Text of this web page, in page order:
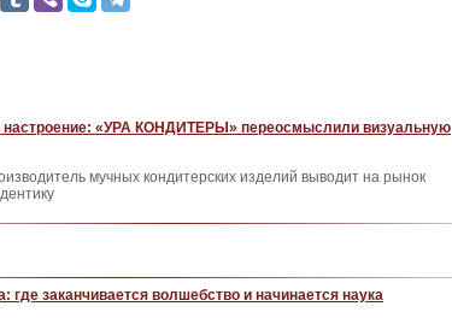
настроение: «УРА КОНДИТЕРЫ» переосмыслили визуальную
мучных кондитерских изделий выводит на рынок
где заканчивается волшебство и начинается наука